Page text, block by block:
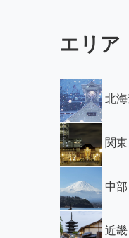
エリア
北
関東
中部
近畿